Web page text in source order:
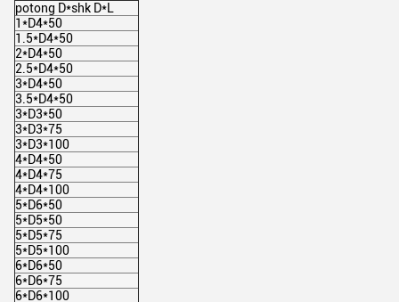
potong D*shk D*L
1*D4*50
1.5*D4*50
2*D4*50
2.5*D4*50
3*D4*50
3.5*D4*50
3*D3*50
3*D3*75
3*D3*100
4*D4*50
4*D4*75
4*D4*100
5*D6*50
5*D5*50
5*D5*75
5*D5*100
6*D6*50
6*D6*75
6*D6*100